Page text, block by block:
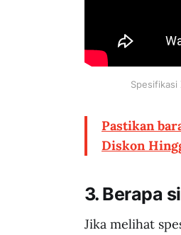
Spesifikasi
Pastikan
Diskon
3. Berapa
Jika melihat